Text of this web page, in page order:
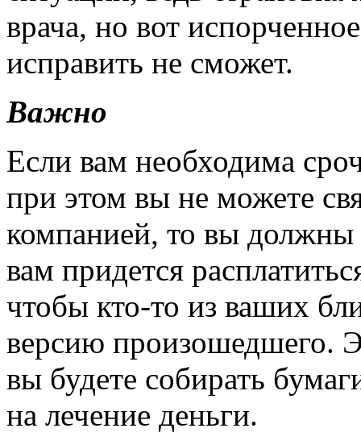
врача, но вот
исправить не сможет.
Важно
Если вам необходима
при этом вы не можете
компанией, то вы должны
вам придется
чтобы кто-то из ваших
версию произошедшего.
вы будете собирать
на лечение деньги.